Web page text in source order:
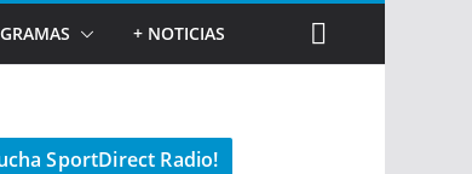
+ NOTICIAS
SportDirect Radio!